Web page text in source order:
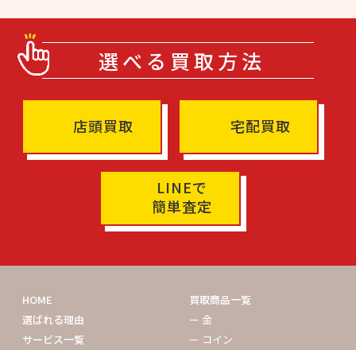
選べる買取方法
店頭買取 宅配買取
LINEで
簡単査定
HOME
選ばれる理由
サービス一覧
買取商品一覧
ー 金
ー コイン